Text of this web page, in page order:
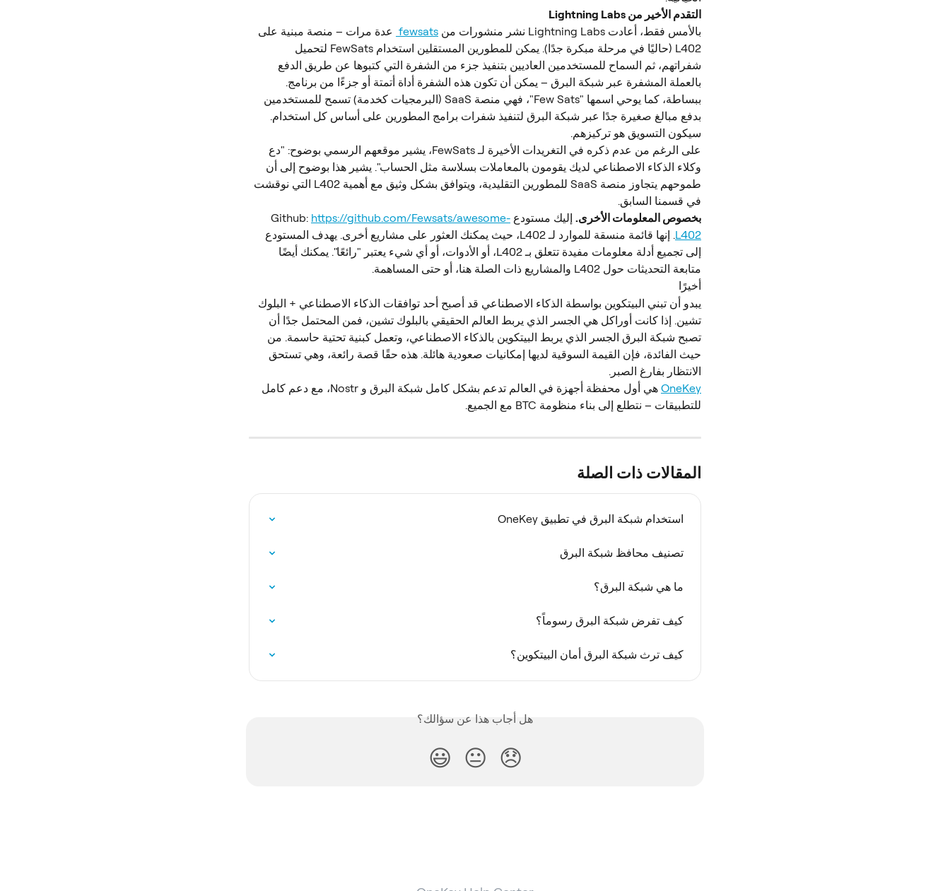
التقدم الأخير من Lightning Labs
بالأمس فقط، أعادت Lightning Labs نشر منشورات من
fewsats عدة مرات – منصة مبنية على
L402 (حاليًا في مرحلة مبكرة جدًا). يمكن للمطورين المستقلين استخدام FewSats لتحميل
شفراتهم، ثم السماح للمستخدمين العاديين بتنفيذ جزء من الشفرة التي كتبوها عن طريق الدفع
بالعملة المشفرة عبر شبكة البرق – يمكن أن تكون هذه الشفرة أداة أتمتة أو جزءًا من برنامج.
ببساطة، كما يوحي اسمها "Few Sats"، فهي منصة SaaS (البرمجيات كخدمة) تسمح للمستخدمين
بدفع مبالغ صغيرة جدًا عبر شبكة البرق لتنفيذ شفرات برامج المطورين على أساس كل استخدام.
سيكون التسويق هو تركيزهم.
على الرغم من عدم ذكره في التغريدات الأخيرة لـ FewSats، يشير موقعهم الرسمي بوضوح: "دع
وكلاء الذكاء الاصطناعي لديك يقومون بالمعاملات بسلاسة مثل الحساب". يشير هذا بوضوح إلى أن
طموحهم يتجاوز منصة SaaS للمطورين التقليدية، ويتوافق بشكل وثيق مع أهمية L402 التي نوقشت
في قسمنا السابق.
بخصوص المعلومات الأخرى. إليك مستودع Github: https://github.com/Fewsats/awesome-
L402
. إنها قائمة منسقة للموارد لـ L402، حيث يمكنك العثور على مشاريع أخرى. يهدف المستودع
إلى تجميع أدلة معلومات مفيدة تتعلق بـ L402، أو الأدوات، أو أي شيء يعتبر "رائعًا". يمكنك أيضًا
متابعة التحديثات حول L402 والمشاريع ذات الصلة هنا، أو حتى المساهمة.
أخيرًا
يبدو أن تبني البيتكوين بواسطة الذكاء الاصطناعي قد أصبح أحد توافقات الذكاء الاصطناعي + البلوك
تشين. إذا كانت أوراكل هي الجسر الذي يربط العالم الحقيقي بالبلوك تشين، فمن المحتمل جدًا أن
تصبح شبكة البرق الجسر الذي يربط البيتكوين بالذكاء الاصطناعي، وتعمل كبنية تحتية حاسمة. من
حيث الفائدة، فإن القيمة السوقية لديها إمكانيات صعودية هائلة. هذه حقًا قصة رائعة، وهي تستحق
الانتظار بفارغ الصبر.
OneKey
هي أول محفظة أجهزة في العالم تدعم بشكل كامل شبكة البرق و Nostr، مع دعم كامل
للتطبيقات – نتطلع إلى بناء منظومة BTC مع الجميع.
المقالات ذات الصلة
استخدام شبكة البرق في تطبيق OneKey
تصنيف محافظ شبكة البرق
ما هي شبكة البرق؟
كيف تفرض شبكة البرق رسوماً؟
كيف ترث شبكة البرق أمان البيتكوين؟
هل أجاب هذا عن سؤالك؟
😞
😐
😃